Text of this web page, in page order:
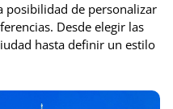
posibilidad de personalizar
Desde elegir las
hasta definir un estilo